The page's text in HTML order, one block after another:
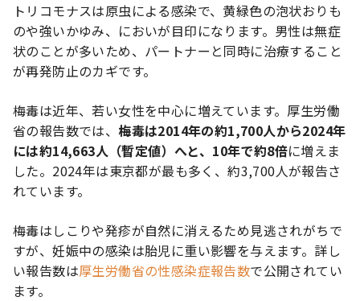
トリコモナスは原虫による感染で、黄緑色の泡状おりも
のや強いかゆみ、においが目印になります。男性は無症
状のことが多いため、パートナーと同時に治療すること
が再発防止のカギです。
梅毒は近年、若い女性を中心に増えています。厚生労働
省の報告数では、 梅毒は2014年の約1,700人から2024年
には約14,663人（暫定値）へと、10年で約8倍に増えま
した。2024年は東京都が最も多く、約3,700人が報告さ
れています。
梅毒はしこりや発疹が自然に消えるため見逃されがちで
すが、妊娠中の感染は胎児に重い影響を与えます。詳し
い報告数は厚生労働省の性感染症報告数で公開されてい
ます。